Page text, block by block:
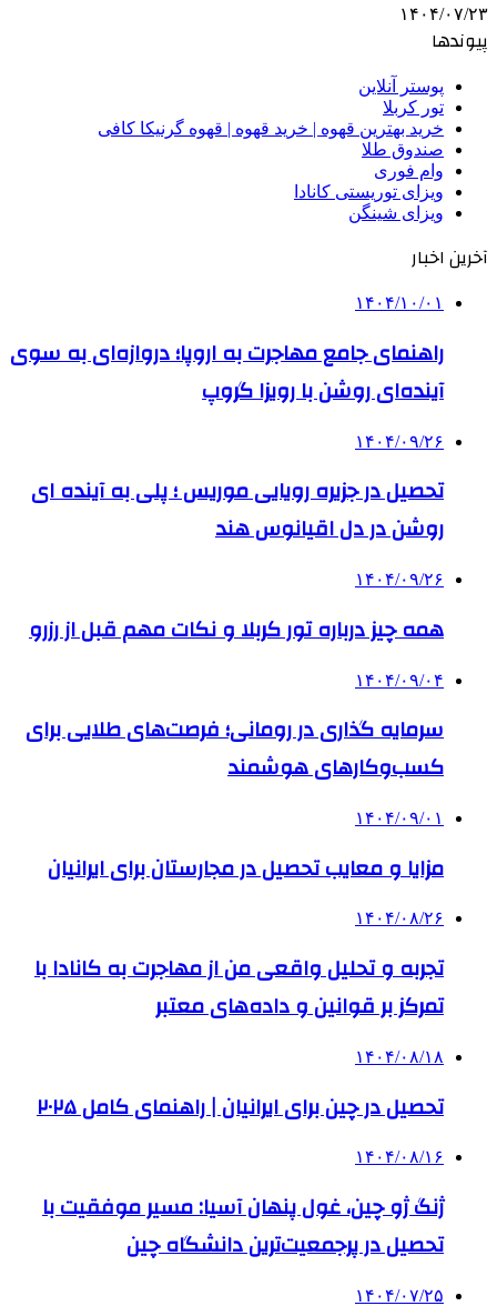
۱۴۰۴/۰۷/۲۳
پیوندها
پوستر آنلاین
تور کربلا
خرید بهترین قهوه | خرید قهوه | قهوه گرنیکا کافی
صندوق طلا
وام فوری
ویزای توریستی کانادا
ویزای شینگن
آخرین اخبار
۱۴۰۴/۱۰/۰۱
راهنمای جامع مهاجرت به اروپا؛ دروازه‌ای به سوی
آینده‌ای روشن با رویزا گروپ
۱۴۰۴/۰۹/۲۶
تحصیل در جزیره رویایی موریس ؛ پلی به آینده ‌ای
روشن در دل اقیانوس ‌هند
۱۴۰۴/۰۹/۲۶
همه چیز درباره تور کربلا و نکات مهم قبل از رزرو
۱۴۰۴/۰۹/۰۴
سرمایه گذاری در رومانی؛ فرصت‌های طلایی برای
کسب‌وکارهای هوشمند
۱۴۰۴/۰۹/۰۱
مزایا و معایب تحصیل در مجارستان برای ایرانیان
۱۴۰۴/۰۸/۲۶
تجربه و تحلیل واقعی من از مهاجرت به کانادا با
تمرکز بر قوانین و داده‌های معتبر
۱۴۰۴/۰۸/۱۸
تحصیل در چین برای ایرانیان | راهنمای کامل ۲۰۲۵
۱۴۰۴/۰۸/۱۶
ژنگ ژو چین، غول پنهان آسیا: مسیر موفقیت با
تحصیل در پرجمعیت‌ترین دانشگاه چین
۱۴۰۴/۰۷/۲۵